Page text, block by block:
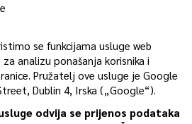
se funkcijama usluge web
analizu ponašanja korisnika i
Pružatelj ove usluge je Google
Dublin 4, Irska („Google“).
odvija se prijenos podataka